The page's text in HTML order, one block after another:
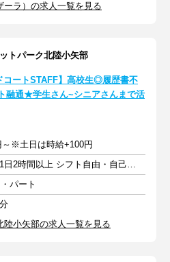
ラ）の求人一覧を見る
トパーク北陸小矢部
コートSTAFF】高校生◎履歴書不
融通★学生さん~シニアさんまで活
～※土日は時給+100円
週1日以上 1日2時間以上 シフト自由・自己申告
パート
小矢部の求人一覧を見る